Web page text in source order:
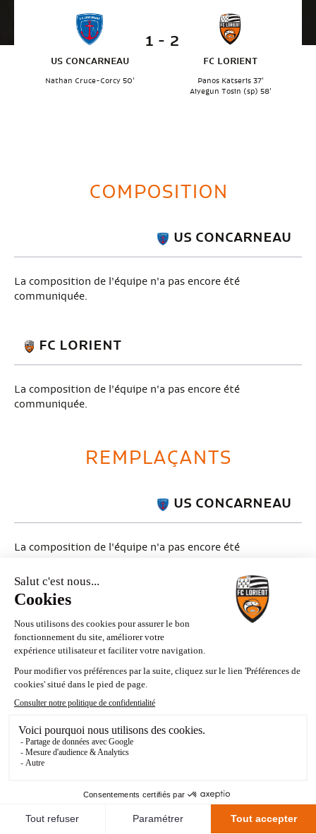
US CONCARNEAU
Nathan Cruce-Corcy 50'
1 - 2
FC LORIENT
Panos Katseris 37'
Aiyegun Tosin (sp) 58'
COMPOSITION
US CONCARNEAU
La composition de l'équipe n'a pas encore été
communiquée.
FC LORIENT
La composition de l'équipe n'a pas encore été
communiquée.
REMPLAÇANTS
US CONCARNEAU
La composition de l'équipe n'a pas encore été
La composition de l'équipe n'a pas encore été
communiquée.